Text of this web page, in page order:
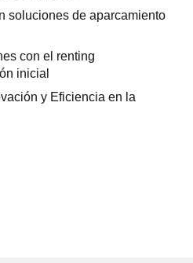
soluciones de aparcamiento
con el renting
inicial
y Eficiencia en la